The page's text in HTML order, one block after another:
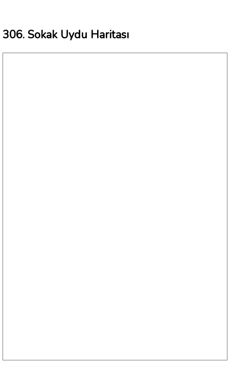
306. Sokak Uydu Haritası